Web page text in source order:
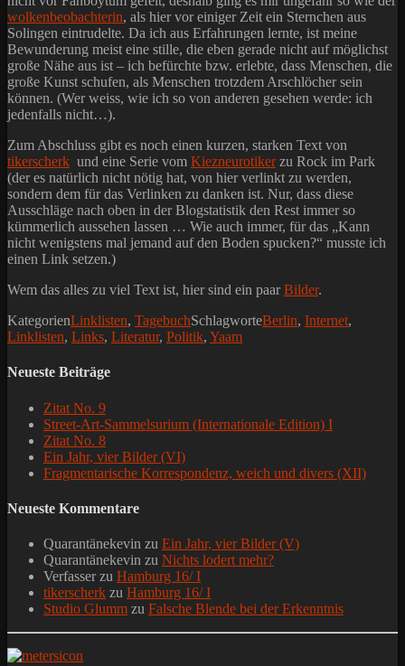
wolkenbeobachterin, als hier vor einiger Zeit ein Sternchen aus
Solingen eintrudelte. Da ich aus Erfahrungen lernte, ist meine
Bewunderung meist eine stille, die eben gerade nicht auf möglichst
große Nähe aus ist – ich befürchte bzw. erlebte, dass Menschen, die
große Kunst schufen, als Menschen trotzdem Arschlöcher sein
können. (Wer weiss, wie ich so von anderen gesehen werde: ich
jedenfalls nicht…).
Zum Abschluss gibt es noch einen kurzen, starken Text von
tikerscherk und eine Serie vom Kiezneurotikerzu Rock im Park
(der es natürlich nicht nötig hat, von hier verlinkt zu werden,
sondern dem für das Verlinken zu danken ist. Nur, dass diese
Ausschläge nach oben in der Blogstatistik den Rest immer so
kümmerlich aussehen lassen … Wie auch immer, für das „Kann
nicht wenigstens mal jemand auf den Boden spucken?“ musste ich
einen Link setzen.)
Wem das alles zu viel Text ist, hier sind ein paarBilder.
KategorienLinklisten, TagebuchSchlagworteBerlin, Internet,
Linklisten, Links, Literatur, Politik, Yaam
Neueste Beiträge
Zitat No. 9
Street-Art-Sammelsurium (Internationale Edition) I
Zitat No. 8
Ein Jahr, vier Bilder (VI)
Fragmentarische Korrespondenz, weich und divers (XII)
Neueste Kommentare
Quarantänekevin zu Ein Jahr, vier Bilder (V)
Quarantänekevin zu Nichts lodert mehr?
Verfasserzu Hamburg 16/ I
tikerscherk zu Hamburg 16/ I
Studio Glumm zu Falsche Blende bei der Erkenntnis